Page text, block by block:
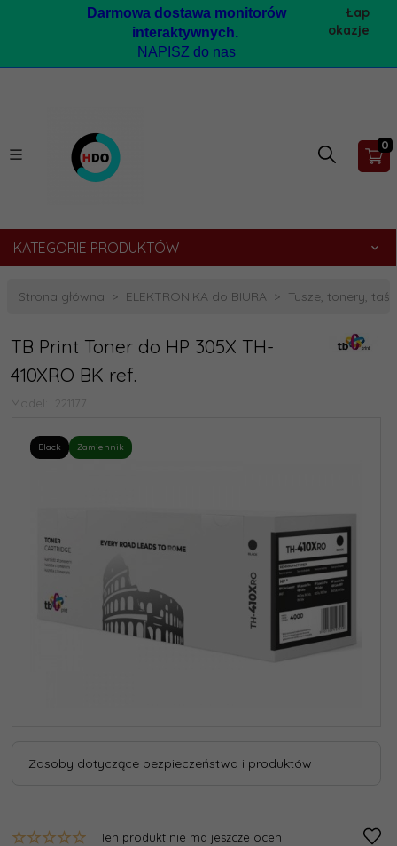
Darmowa dostawa monitorów
interaktywnych.
NAPISZ do nas
Łap
okazje
0
KATEGORIE PRODUKTÓW
Strona główna ELEKTRONIKA do BIURA Tusze, tonery,
TB Print Toner do HP 305X TH-
410XRO BK ref.
Model: 221177
Black Zamiennik
Zasoby dotyczące bezpieczeństwa i produktów
Ten produkt nie ma jeszcze ocen